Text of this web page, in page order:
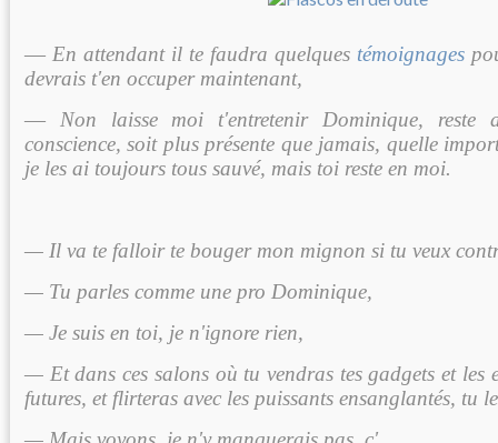
— En attendant il te faudra quelques témoignages
devrais t'en occuper maintenant,
— Non laisse moi t'entretenir Dominique, reste
conscience, soit plus présente que jamais, quelle
je les ai toujours tous sauvé, mais toi reste en moi.
— Il va te falloir te bouger mon mignon si tu veux
— Tu parles comme une pro Dominique,
— Je suis en toi, je n'ignore rien,
— Et dans ces salons où tu vendras tes gadgets et les
futures, et flirteras avec les puissants ensanglantés, tu